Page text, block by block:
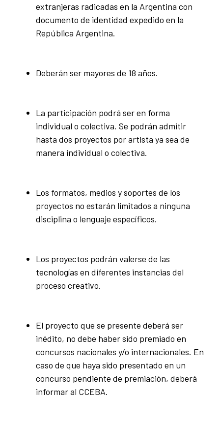
extranjeras radicadas en la Argentina con
documento de identidad expedido en la
República Argentina.
Deberán ser mayores de 18 años.
La participación podrá ser en forma
individual o colectiva. Se podrán admitir
hasta dos proyectos por artista ya sea de
manera individual o colectiva.
Los formatos, medios y soportes de los
proyectos no estarán limitados a ninguna
disciplina o lenguaje específicos.
Los proyectos podrán valerse de las
tecnologías en diferentes instancias del
proceso creativo.
El proyecto que se presente deberá ser
inédito, no debe haber sido premiado en
concursos nacionales y/o internacionales. En
caso de que haya sido presentado en un
concurso pendiente de premiación, deberá
informar al CCEBA.